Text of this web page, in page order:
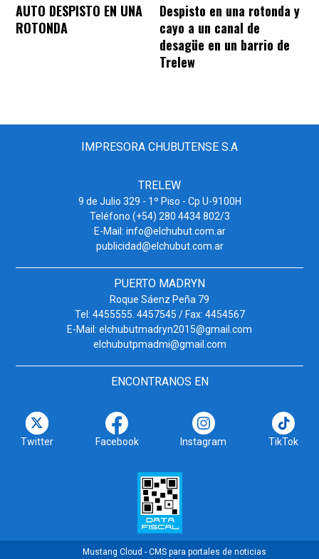
AUTO DESPISTO EN UNA
ROTONDA
Despisto en una rotonda y
cayo a un canal de
desagüe en un barrio de
Trelew
IMPRESORA CHUBUTENSE S.A
TRELEW
9 de Julio 329 - 1º Piso - Cp U-9100H
Teléfono (+54) 280 4434 802/3
E-Mail: info@elchubut.com.ar
publicidad@elchubut.com.ar
PUERTO MADRYN
Roque Sáenz Peña 79
Tel: 4455555. 4457545 / Fax: 4454567
E-Mail: elchubutmadryn2015@gmail.com
elchubutpmadmi@gmail.com
ENCONTRANOS EN
Twitter Facebook Instagram TikTok
Mustang Cloud - CMS para portales de noticias